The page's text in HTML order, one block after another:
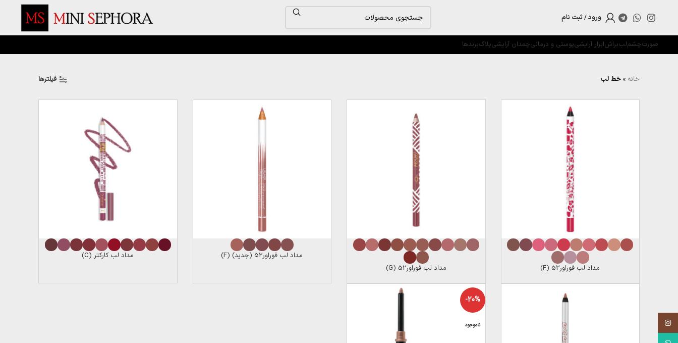
ورود / ثبت نام
صورتچشملببراشابزار آرایشیپوستی و درمانیچمدان آرایشیبلاگبرندها
خانه » خط لب فیلترها
مداد لب فوراور52 (F) مداد لب فوراور52 (G)
مداد لب فوراور52 (جدید) (F) مداد لب کارکتر (C)
-20%
ناموجود